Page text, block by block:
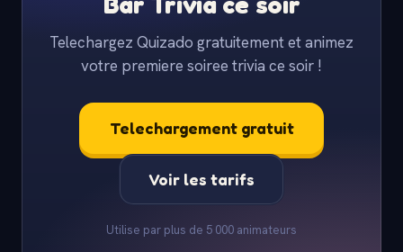
Telechargez Quizado gratuitement et animez
votre premiere soiree trivia ce soir !
Telechargement gratuit
Voir les tarifs
Utilise par plus de 5 000 animateurs